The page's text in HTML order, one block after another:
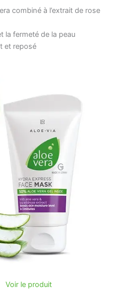
combiné à l’extrait de rose
la fermeté de la peau
et reposé
Voir le produit